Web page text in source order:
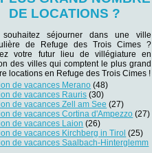
DE LOCATIONS ?
souhaitez séjourner dans une ville
de Refuge des Trois Cimes ?
votre futur lieu de villégiature en
des villes qui comptent le plus grand
locations en Refuge des Trois Cimes !
de vacances Merano (48)
de vacances Rauris (30)
de vacances Zell am See (27)
de vacances Cortina d'Ampezzo (27)
de vacances Laion (26)
de vacances Kirchberg in Tirol (25)
de vacances Saalbach-Hinterglemm